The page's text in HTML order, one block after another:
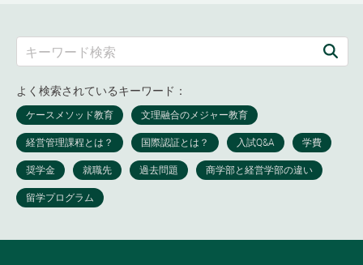
よく検索されているキーワード：